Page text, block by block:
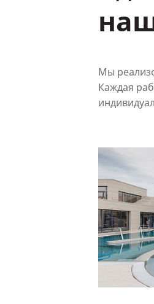
Мы
Каждая